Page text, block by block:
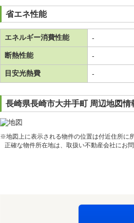
省エネ性能
エネルギー消費性能 -
断熱性能 -
目安光熱費 -
長崎県長崎市大井手町 周辺地図情
※地図上に表示される物件の位置は付近住所に
正確な物件所在地は、取扱い不動産会社にお